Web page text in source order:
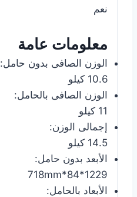
نعم
معلومات عامة
الوزن الصافى بدون حامل:
10.6 كيلو
الوزن الصافى بالحامل:
11 كيلو
إجمالى الوزن:
14.5 كيلو
الأبعد بدون حامل:
1229*84*718mm
الأبعاد بالحامل: